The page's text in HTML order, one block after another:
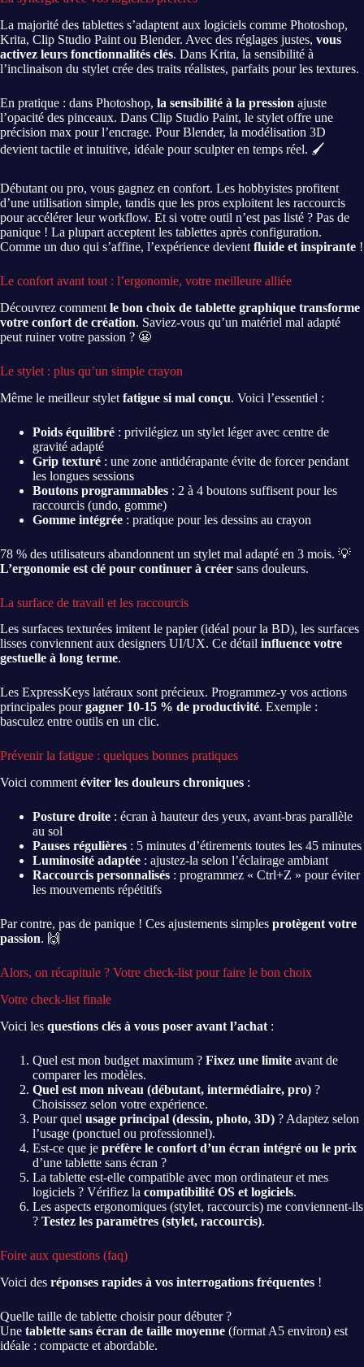
La majorité des tablettes s’adaptent aux logiciels comme Photoshop,
Krita, Clip Studio Paint ou Blender. Avec des réglages justes, vous
activez leurs fonctionnalités clés. Dans Krita, la sensibilité à
l’inclinaison du stylet crée des traits réalistes, parfaits pour les textures.
En pratique : dans Photoshop, la sensibilité à la pression ajuste
l’opacité des pinceaux. Dans Clip Studio Paint, le stylet offre une
précision max pour l’encrage. Pour Blender, la modélisation 3D
devient tactile et intuitive, idéale pour sculpter en temps réel. 🖌️
Débutant ou pro, vous gagnez en confort. Les hobbyistes profitent
d’une utilisation simple, tandis que les pros exploitent les raccourcis
pour accélérer leur workflow. Et si votre outil n’est pas listé ? Pas de
panique ! La plupart acceptent les tablettes après configuration.
Comme un duo qui s’affine, l’expérience devient fluide et inspirante !
Le confort avant tout : l’ergonomie, votre meilleure alliée
Découvrez comment le bon choix de tablette graphique transforme
votre confort de création. Saviez-vous qu’un matériel mal adapté
peut ruiner votre passion ? 😬
Le stylet : plus qu’un simple crayon
Même le meilleur stylet fatigue si mal conçu. Voici l’essentiel :
Poids équilibré : privilégiez un stylet léger avec centre de
gravité adapté
Grip texturé : une zone antidérapante évite de forcer pendant
les longues sessions
Boutons programmables : 2 à 4 boutons suffisent pour les
raccourcis (undo, gomme)
Gomme intégrée : pratique pour les dessins au crayon
78 % des utilisateurs abandonnent un stylet mal adapté en 3 mois. 💡
L’ergonomie est clé pour continuer à créer sans douleurs.
La surface de travail et les raccourcis
Les surfaces texturées imitent le papier (idéal pour la BD), les surfaces
lisses conviennent aux designers UI/UX. Ce détail influence votre
gestuelle à long terme.
Les ExpressKeys latéraux sont précieux. Programmez-y vos actions
principales pourgagner 10-15 % de productivité. Exemple :
basculez entre outils en un clic.
Prévenir la fatigue : quelques bonnes pratiques
Voici comment éviter les douleurs chroniques :
Posture droite : écran à hauteur des yeux, avant-bras parallèle
au sol
Pauses régulières : 5 minutes d’étirements toutes les 45 minutes
Luminosité adaptée : ajustez-la selon l’éclairage ambiant
Raccourcis personnalisés : programmez « Ctrl+Z » pour éviter
les mouvements répétitifs
Par contre, pas de panique ! Ces ajustements simples protègent votre
passion. 🙌
Alors, on récapitule ? Votre check-list pour faire le bon choix
Votre check-list finale
Voici les questions clés à vous poser avant l’achat :
Quel est mon budget maximum ? Fixez une limite avant de
comparer les modèles.
Quel est mon niveau (débutant, intermédiaire, pro) ?
Choisissez selon votre expérience.
Pour quel usage principal (dessin, photo, 3D) ? Adaptez selon
l’usage (ponctuel ou professionnel).
Est-ce que je préfère le confort d’un écran intégré ou le prix
d’une tablette sans écran ?
La tablette est-elle compatible avec mon ordinateur et mes
logiciels ? Vérifiez la compatibilité OS et logiciels.
Les aspects ergonomiques (stylet, raccourcis) me conviennent-ils
? Testez les paramètres (stylet, raccourcis).
Foire aux questions (faq)
Voici des réponses rapides à vos interrogations fréquentes !
Quelle taille de tablette choisir pour débuter ?
Une tablette sans écran de taille moyenne (format A5 environ) est
idéale : compacte et abordable.